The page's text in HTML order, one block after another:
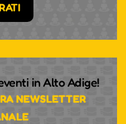
in Alto Adige!
NEWSLETTER